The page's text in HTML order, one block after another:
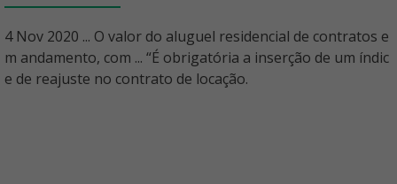
4 Nov 2020 ... O valor do aluguel residencial de contratos e
m andamento, com ... “É obrigatória a inserção de um índic
e de reajuste no contrato de locação.